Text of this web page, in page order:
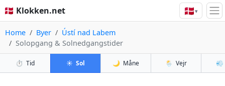
🇩🇰 Klokken.net 🇩🇰▾
Home Byer
Ústí nad Labem
Solopgang & Solnedgangstider
⏱️ Tid ☀️ Sol 🌙 Måne 🌦️ Vejr 💨